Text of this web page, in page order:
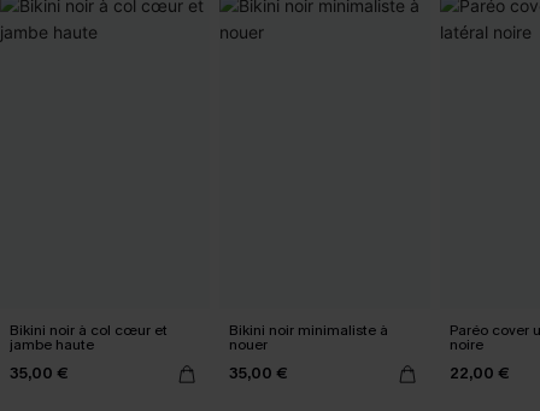
Bikini noir à col cœur et
jambe haute
35,00 €
Bikini noir minimaliste à
nouer
35,00 €
Paréo cover
noire
22,00 €